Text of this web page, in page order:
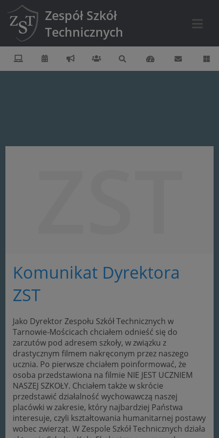
Zespół Szkół
Technicznych
Komunikat Dyrektora
ZST
Jako Dyrektor Zespołu Szkół Technicznych w
Tarnowie-Mościcach chciałem odnieść się do
zarzutów pod adresem szkoły, w związku z
drastycznym filmem nakręconym przez naszego
ucznia. Po pierwsze chciałem poinformować, że
osoba przedstawiona na filmie NIE JEST UCZNIEM
NASZEJ SZKOŁY. Chciałem także w skrócie
przedstawić działalność wychowawczą naszej
placówki w zakresie, który najbardziej Państwa
interesuje, czyli kształtowania humanitarnej postawy
wobec zwierząt. W Zespole Szkół Technicznych działa